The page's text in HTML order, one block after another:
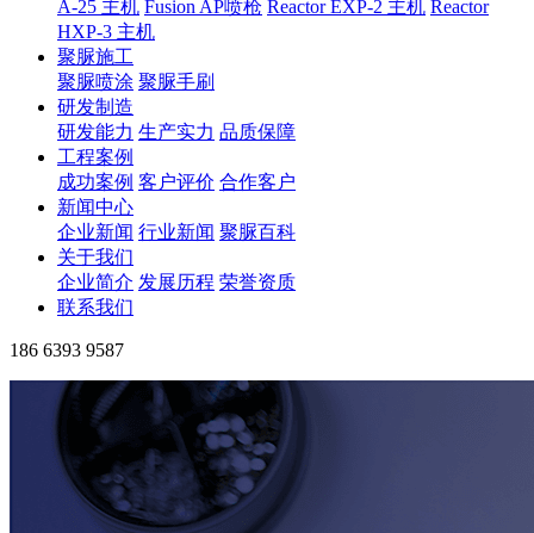
A-25 主机 Fusion AP喷枪 Reactor EXP-2 主机 Reactor
HXP-3 主机
聚脲施工
聚脲喷涂 聚脲手刷
研发制造
研发能力 生产实力 品质保障
工程案例
成功案例 客户评价 合作客户
新闻中心
企业新闻 行业新闻 聚脲百科
关于我们
企业简介 发展历程 荣誉资质
联系我们
186 6393 9587